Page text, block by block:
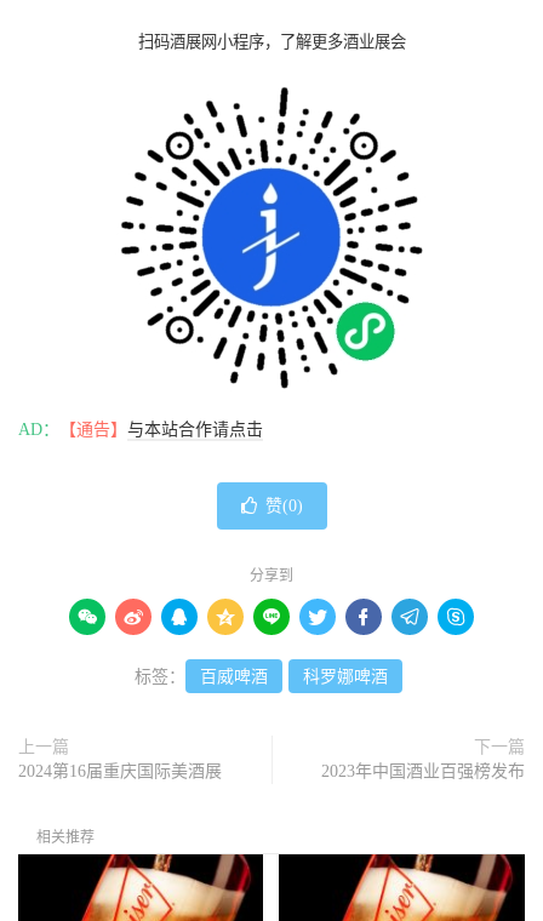
扫码酒展网小程序，了解更多酒业展会
AD： 【通告】 与本站合作请点击
赞(0)
分享到
        
标签： 百威啤酒 科罗娜啤酒
上一篇
2024第16届重庆国际美酒展
下一篇
2023年中国酒业百强榜发布
相关推荐